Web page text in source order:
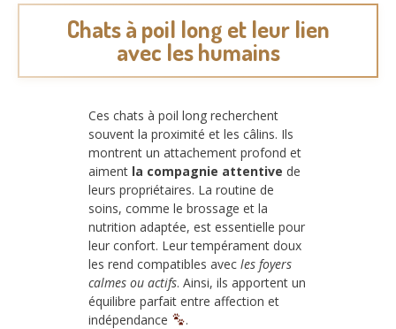
Chats à poil long et leur lien
avec les humains
Ces chats à poil long recherchent
souvent la proximité et les câlins. Ils
montrent un attachement profond et
aiment la compagnie attentive de
leurs propriétaires. La routine de
soins, comme le brossage et la
nutrition adaptée, est essentielle pour
leur confort. Leur tempérament doux
les rend compatibles avec les foyers
calmes ou actifs. Ainsi, ils apportent un
équilibre parfait entre affection et
indépendance
.